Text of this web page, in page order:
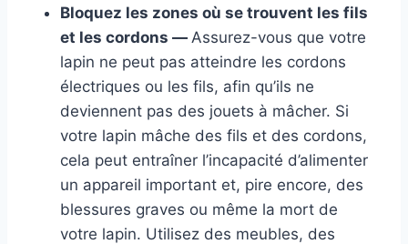
Bloquez les zones où se trouvent les fils
et les cordons — Assurez-vous que votre
lapin ne peut pas atteindre les cordons
électriques ou les fils, afin qu’ils ne
deviennent pas des jouets à mâcher. Si
votre lapin mâche des fils et des cordons,
cela peut entraîner l’incapacité d’alimenter
un appareil important et, pire encore, des
blessures graves ou même la mort de
votre lapin. Utilisez des meubles, des